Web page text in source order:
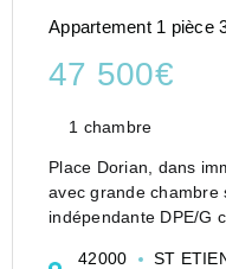
Appartement 1 pièce
47 500€
1 chambre
Place Dorian, dans
avec grande chambre
indépendante DPE/G
42000 ST